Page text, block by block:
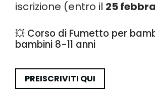
iscrizione (entro il 25
💥 Corso di Fumetto per
bambini 8-11 anni
PREISCRIVITI QUI